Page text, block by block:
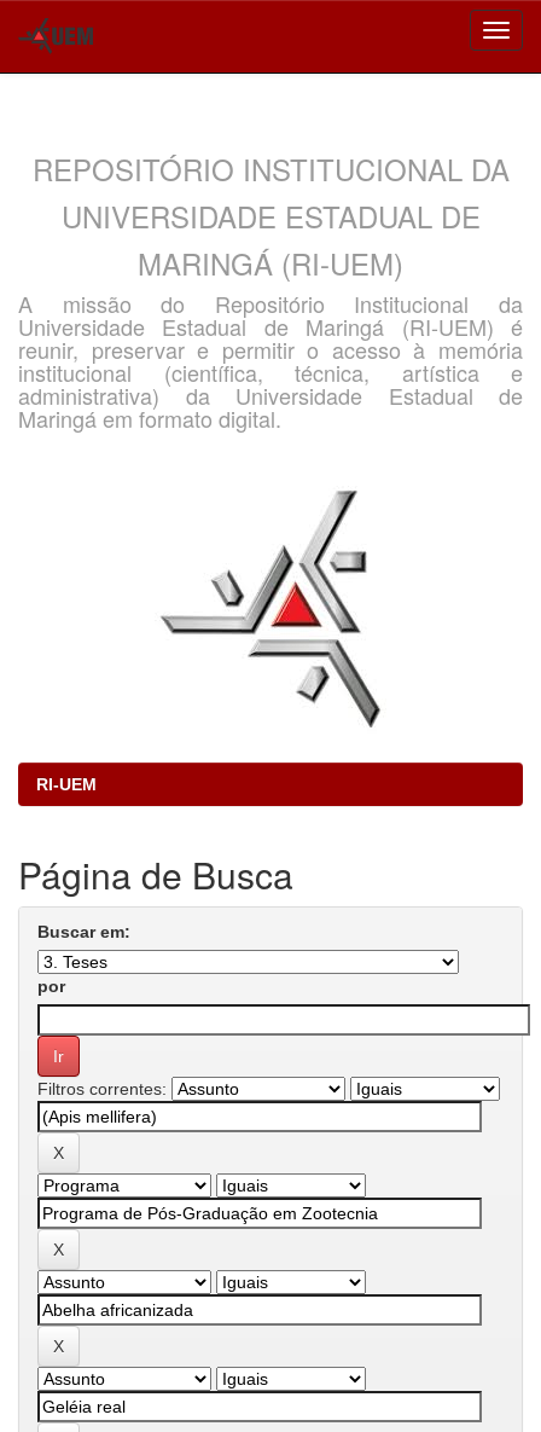
REPOSITÓRIO INSTITUCIONAL DA
UNIVERSIDADE ESTADUAL DE
MARINGÁ (RI-UEM)
A missão do Repositório Institucional da
Universidade Estadual de Maringá (RI-UEM) é
reunir, preservar e permitir o acesso à memória
institucional (científica, técnica, artística e
administrativa) da Universidade Estadual de
Maringá em formato digital.
RI-UEM
Página de Busca
Buscar em:
por
Filtros correntes: